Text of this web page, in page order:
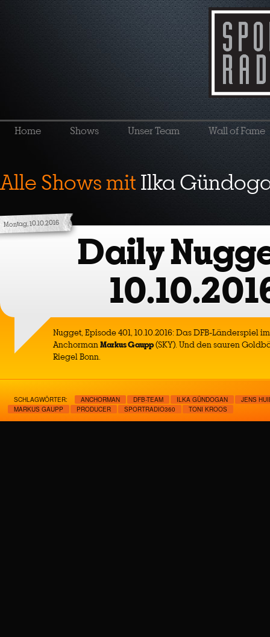
Home Shows Unser Team Wall of Fame
Alle Shows mitIlka
Montag, 10.10.2016
Daily
Nugget, Episode 401, 10.10.2016: Das DFB-Länderspiel
AnchormanMarkus Gaupp(SKY). Und den sauren
Riegel Bonn.
SCHLAGWÖRTER: ANCHORMAN DFB-TEAM ILKA GÜNDOGAN
JENS
MARKUS GAUPP
PRODUCER SPORTRADIO360 TONI KROOS